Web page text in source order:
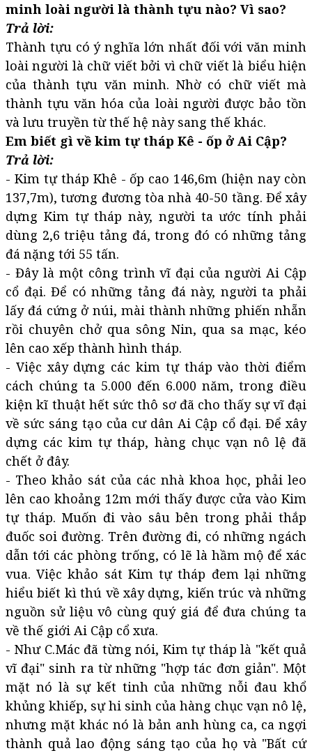
minh loài người là thành tựu nào? Vì sao?
Trả lời:
Thành tựu có ý nghĩa lớn nhất đối với văn minh
loài người là chữ viết bởi vì chữ viết là biểu hiện
của thành tựu văn minh. Nhờ có chữ viết mà
thành tựu văn hóa của loài người được bảo tồn
và lưu truyền từ thế hệ này sang thế khác.
Em biết gì về kim tự tháp Kê - ốp ở Ai Cập?
Trả lời:
- Kim tự tháp Khê - ốp cao 146,6m (hiện nay còn
137,7m), tương đương tòa nhà 40-50 tầng. Để xây
dựng Kim tự tháp này, người ta ước tính phải
dùng 2,6 triệu tảng đá, trong đó có những tảng
đá nặng tới 55 tấn.
- Đây là một công trình vĩ đại của người Ai Cập
cổ đại. Để có những tảng đá này, người ta phải
lấy đá cứng ở núi, mài thành những phiến nhẵn
rồi chuyên chở qua sông Nin, qua sa mạc, kéo
lên cao xếp thành hình tháp.
- Việc xây dựng các kim tự tháp vào thời điểm
cách chúng ta 5.000 đến 6.000 năm, trong điều
kiện kĩ thuật hết sức thô sơ đã cho thấy sự vĩ đại
về sức sáng tạo của cư dân Ai Cập cổ đại. Để xây
dựng các kim tự tháp, hàng chục vạn nô lệ đã
chết ở đây.
- Theo khảo sát của các nhà khoa học, phải leo
lên cao khoảng 12m mới thấy được cửa vào Kim
tự tháp. Muốn đi vào sâu bên trong phải thắp
đuốc soi đường. Trên đường đi, có những ngách
dẫn tới các phòng trống, có lẽ là hầm mộ để xác
vua. Việc khảo sát Kim tự tháp đem lại những
hiểu biết kì thú về xây dựng, kiến trúc và những
nguồn sử liệu vô cùng quý giá để đưa chúng ta
về thế giới Ai Cập cổ xưa.
- Như C.Mác đã từng nói, Kim tự tháp là "kết quả
vĩ đại" sinh ra từ những "hợp tác đơn giản". Một
mặt nó là sự kết tinh của những nỗi đau khổ
khủng khiếp, sự hi sinh của hàng chục vạn nô lệ,
nhưng mặt khác nó là bản anh hùng ca, ca ngợi
thành quả lao động sáng tạo của họ và "Bất cứ